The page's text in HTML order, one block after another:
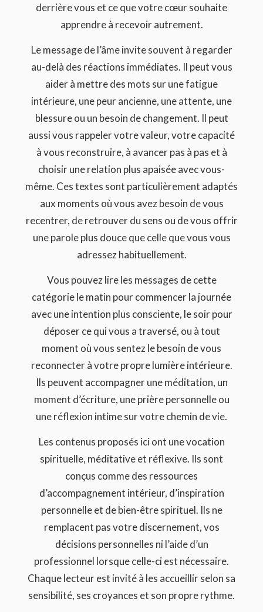
derrière vous et ce que votre cœur souhaite
apprendre à recevoir autrement.
Le message de l’âme invite souvent à regarder
au-delà des réactions immédiates. Il peut vous
aider à mettre des mots sur une fatigue
intérieure, une peur ancienne, une attente, une
blessure ou un besoin de changement. Il peut
aussi vous rappeler votre valeur, votre capacité
à vous reconstruire, à avancer pas à pas et à
choisir une relation plus apaisée avec vous-
même. Ces textes sont particulièrement adaptés
aux moments où vous avez besoin de vous
recentrer, de retrouver du sens ou de vous offrir
une parole plus douce que celle que vous vous
adressez habituellement.
Vous pouvez lire les messages de cette
catégorie le matin pour commencer la journée
avec une intention plus consciente, le soir pour
déposer ce qui vous a traversé, ou à tout
moment où vous sentez le besoin de vous
reconnecter à votre propre lumière intérieure.
Ils peuvent accompagner une méditation, un
moment d’écriture, une prière personnelle ou
une réflexion intime sur votre chemin de vie.
Les contenus proposés ici ont une vocation
spirituelle, méditative et réflexive. Ils sont
conçus comme des ressources
d’accompagnement intérieur, d’inspiration
personnelle et de bien-être spirituel. Ils ne
remplacent pas votre discernement, vos
décisions personnelles ni l’aide d’un
professionnel lorsque celle-ci est nécessaire.
Chaque lecteur est invité à les accueillir selon sa
sensibilité, ses croyances et son propre rythme.